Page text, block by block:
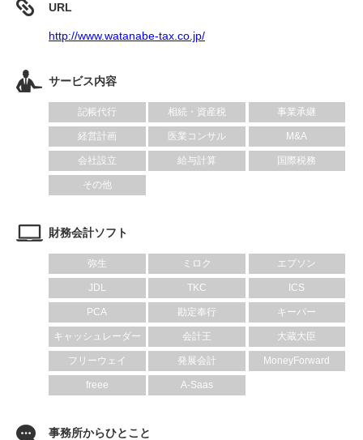
URL
http://www.watanabe-tax.co.jp/
サービス内容
記帳代行 相続・資産税 事業承継
経営計画 医業コンサル M&A
会社設立 給与計算 国際税務
その他
財務会計ソフト
弥生 ミロク エプソン
JDL TKC ICS
PCA 勘定奉行 キーパー
キャッシュレーダー 会計王 大蔵大臣
フリーウェイ 発展会計 MoneyForward
freee A-Saas
事務所からひとこと